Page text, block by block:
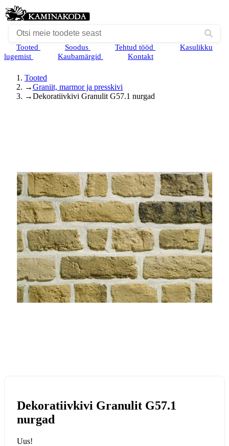
Tooted Soodus Tehtud tööd
Kasulikku
lugemist
Kaubamärgid Kontakt
Tooted
→Graniit, marmor ja presskivi
→Dekoratiivkivi Granulit G57.1 nurgad
Dekoratiivkivi Granulit G57.1
nurgad
Uus!